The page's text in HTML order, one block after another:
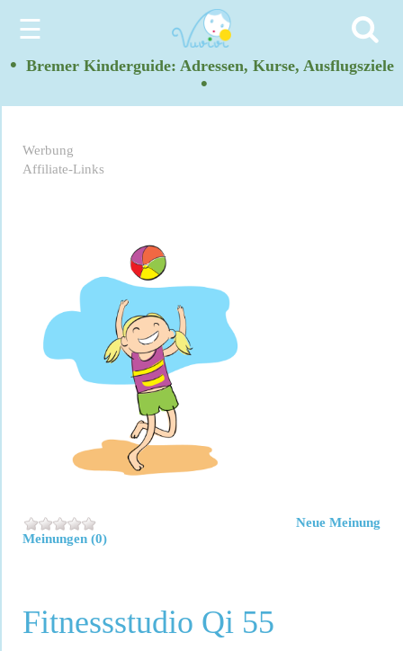
☰
• Bremer Kinderguide: Adressen, Kurse, Ausflugsziele
•
Werbung
Affiliate-Links
Meinungen (0)
Neue Meinung
Fitnessstudio Qi 55